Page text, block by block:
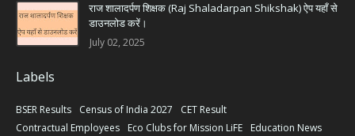
राज शालादर्पण शिक्षक (Raj Shaladarpan Shikshak) ऐप यहाँ से
डाउनलोड करें।
July 02, 2025
Labels
BSER Results Census of India 2027
CET Result
Contractual Employees
Eco Clubs for Mission LiFE
Education News